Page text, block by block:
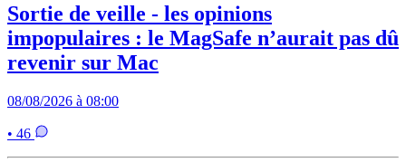
Sortie de veille - les opinions
impopulaires : le MagSafe n’aurait pas dû
revenir sur Mac
08/08/2026 à 08:00
• 46